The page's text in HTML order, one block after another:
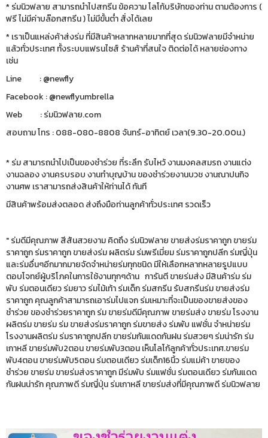
* ร่มนิวฟลาย สามารถนำไปสกรีน ข้อความ โลโก้บริษัทของท่าน ตามต้องการ (
ฟรี ไม่มีค่าบล๊อกสกรีน ) ไม่มีขั้นต่ำ สั่งได้เลย
* เราเป็นแหล่งค้าส่งร่ม ที่มีสินค้าหลากหลายมากที่สุด ร่มนิวฟลายมีจำหน่าย
แล้วทั่วประเทศ ทั้งระบบแฟรนไซส์ ร้านค้าที่สนใจ ติดต่อได้ หลายช่องทาง
เช่น
Line : @newfly
Facebook : @newflyumbrella
Web : ร่มนิวฟลาย.com
สอบถาม โทร : 088-080-8808 จันทร์-อาทิตย์ เวลา(9.30-20.00น.)
* ร่ม สามารถนำไปเป็นของชำร่วย ที่ระลึก รับไหว้ งานมงคลสมรถ งานแต่ง
งานฉลอง งานครบรอบ งานทำบุญบ้าน ของชำร่วยงานบวช งานณาปนกิจ
งานศพ เราสามารถส่งสินค้าให้ท่านได้ ทันที
มีสินค้าพร้อมส่งตลอด ส่งถึงมือท่านลูกค้าทั่วประเทศ รวดเร็ว
" ร่มดีมีคุณภาพ สีสันสวยงาม คิดถึง ร่มนิวฟลาย ขายส่งร่มราคาถูก ขายร่ม
ราคาถูก ร่มราคาถูก ขายส่งร่ม ผลิตร่ม ร่มพรีเมี่ยม ร่มราคาถูกปลีก ร่มญี่ปุ่น
และร่มอื่นๆอีกมากมายจัดจำหน่ายร่มทุกชนิด มีให้เลือกหลากหลายรูปแบบ
ตอบโจทย์ผู้บริโภคในการใช้งานทุกๆด้าน การันตี ขายร่มส่ง มีสินค้าร่ม ร่ม
พับ ร่มตอนเดียว ร่มยาว ร่มไม้เท้า ร่มเด็ก ร่มสกรีน รับสกรีนร่ม ขายส่งร่ม
ราคาถูก คุณลูกค้าสามารถเอาร่มไปแจก ร่มเหมาะที่จะเป็นของขายส่งของ
ชำร่วย ของชำร่วยราคาถูก ร่ม ขายร่มดีมีคุณภาพ ขายร่มส่ง ขายร่ม โรงงาน
ผลิตร่ม ขายร่ม ร่ม ขายส่งร่มราคาถูก ร่มขายส่ง ร่มพับ แฟชั่น จำหน่ายร่ม
โรงงานผลิตร่ม ร่มราคาถูกปลีก ขายร่มกันแดดกันฝน ร่มสวยๆ ร่มน่ารัก ร่ม
เกาหลี ขายร่มพับ2ตอน ขายร่มพับ3ตอน เห็นโลโก้ลูกค้าทั่วประเทศ.ขายร่ม
พับ4ตอน ขายร่มพับ5ตอน ร่มตอนเดียว ร่มเด็ก16นิ้ว ร่มแม่ค้า ขายของ
ชำร่วย ขายร่ม ขายร่มส่งราคาถูก มีร่มพับ ร่มแฟชั่น ร่มตอนเดียว ร่มกันแดด
กันฝนน่ารัก คุณภาพดี ร่มญี่ปุ่น ร่มเกาหลี ขายร่มส่งที่มีคุณภาพดี ร่มนิวฟลาย